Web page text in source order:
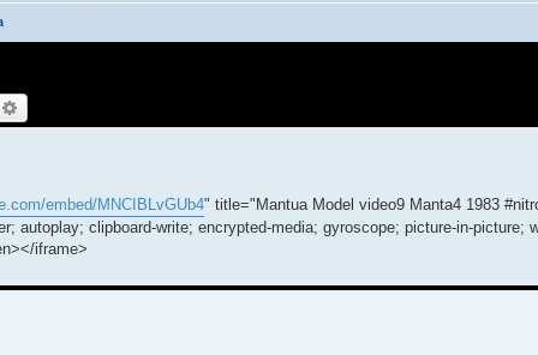
embed/MNCIBLvGUb4" title="Mantua Model video9 Manta4 1983
autoplay; clipboard-write; encrypted-media; gyroscope; picture-in-picture;
iframe>